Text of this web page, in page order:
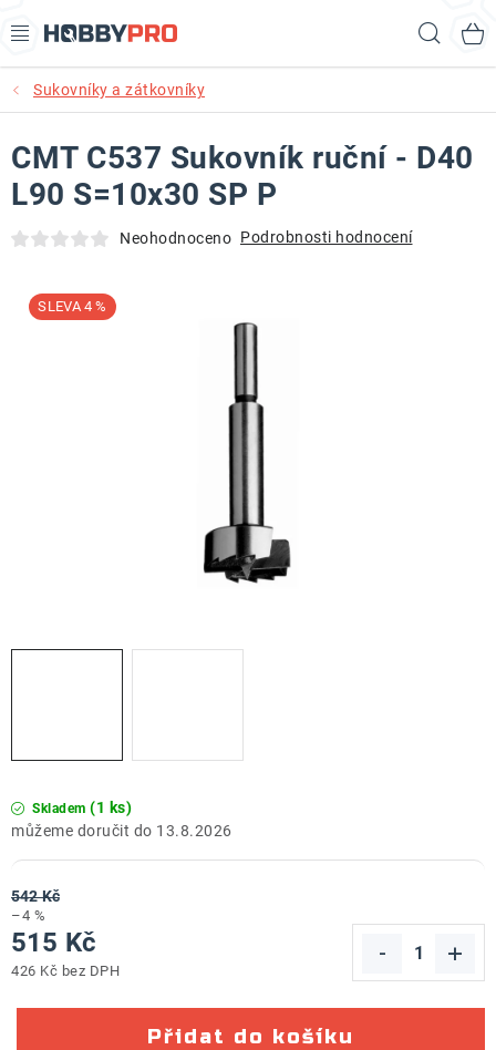
na
AKCE
PRODUKTY
PRODUKTY RECORD POWER
NOVINKY
Kontakt
Obchodní podmínky
Sukovníky a zátkovníky
Skladem (1 ks)
13.8.2026
542 Kč
–4 %
515 Kč
426 Kč bez DPH
Přidat do košíku
CMT C537 Sukovník ruční - D40
L90 S=10x30 SP P
Neohodnoceno Podrobnosti hodnocení
4 %